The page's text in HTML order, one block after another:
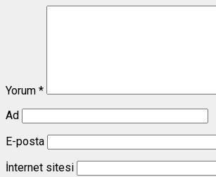
Yorum *
Ad
E-posta
İnternet sitesi